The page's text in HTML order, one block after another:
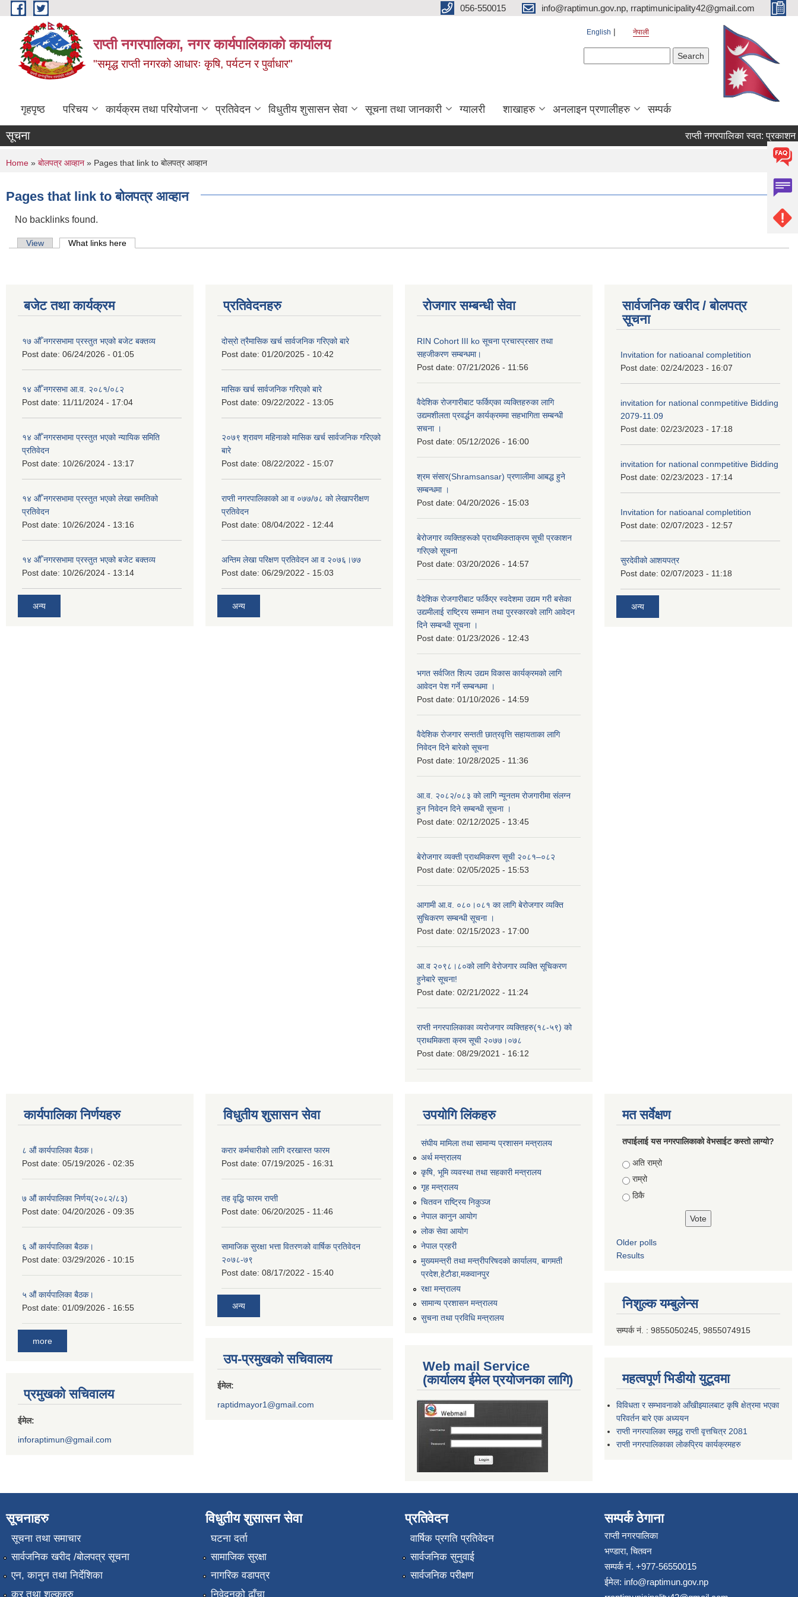
Skip to main content 056-550015 info@raptimun.gov.np, rraptimunicipality42@gmail.com
राप्ती नगरपालिका, नगर कार्यपालिकाको कार्यालय
"समृद्ध राप्ती नगरको आधारः कृषि, पर्यटन र पुर्वाधार"
English नेपाली
गृहपृष्ठ परिचय कार्यक्रम तथा परियोजना प्रतिवेदन विधुतीय शुसासन सेवा सूचना तथा जानकारी ग्यालरी शाखाहरु अनलाइन प्रणालीहरु सम्पर्क
सूचना राप्ती नगरपालिका स्वत: प्रकाशन।
You are here
Home » बोलपत्र आव्हान » Pages that link to बोलपत्र आव्हान
Pages that link to बोलपत्र आव्हान
No backlinks found.
Primary tabs
View What links here
बजेट तथा कार्यक्रम
१७ औँ नगरसभामा प्रस्तुत भएको बजेट बक्तव्य
Post date: 06/24/2026 - 01:05
१४ औँ नगरसभा आ.व. २०८१/०८२
Post date: 11/11/2024 - 17:04
१४ औँ नगरसभामा प्रस्तुत भएको न्यायिक समिति
प्रतिवेदन
Post date: 10/26/2024 - 13:17
१४ औँ नगरसभामा प्रस्तुत भएको लेखा समतिको
प्रतिवेदन
Post date: 10/26/2024 - 13:16
१४ औँ नगरसभामा प्रस्तुत भएको बजेट बक्तव्य
Post date: 10/26/2024 - 13:14
अन्य
प्रतिवेदनहरु
दोस्रो त्रैमासिक खर्च सार्वजनिक गरिएको बारे
Post date: 01/20/2025 - 10:42
मासिक खर्च सार्वजनिक गरिएको बारे
Post date: 09/22/2022 - 13:05
२०७९ श्रावण महिनाको मासिक खर्च सार्वजनिक गरिएको
बारे
Post date: 08/22/2022 - 15:07
राप्ती नगरपालिकाको आ व ०७७/७८ को लेखापरीक्षण
प्रतिवेदन
Post date: 08/04/2022 - 12:44
अन्तिम लेखा परिक्षण प्रतिवेदन आ व २०७६।७७
Post date: 06/29/2022 - 15:03
अन्य
रोजगार सम्बन्धी सेवा
RIN Cohort III ko सूचना प्रचारप्रसार तथा
सहजीकरण सम्बन्धमा।
Post date: 07/21/2026 - 11:56
वैदेशिक रोजगारीबाट फर्किएका व्यक्तिहरुका लागि
उद्यमशीलता प्रवर्द्धन कार्यक्रममा सहभागिता सम्बन्धी
सचना ।
Post date: 05/12/2026 - 16:00
श्रम संसार(Shramsansar) प्रणालीमा आबद्ध हुने
सम्बन्धमा ।
Post date: 04/20/2026 - 15:03
बेरोजगार व्यक्तिहरूको प्राथमिकताक्रम सूची प्रकाशन
गरिएको सूचना
Post date: 03/20/2026 - 14:57
वैदेशिक रोजगारीबाट फर्किएर स्वदेशमा उद्यम गरी बसेका
उद्यमीलाई राष्ट्रिय सम्मान तथा पुरस्कारको लागि आवेदन
दिने सम्बन्धी सूचना ।
Post date: 01/23/2026 - 12:43
भगत सर्वजित शिल्प उद्यम विकास कार्यक्रमको लागि
आवेदन पेश गर्ने सम्बन्धमा ।
Post date: 01/10/2026 - 14:59
वैदेशिक रोजगार सन्तती छात्रवृत्ति सहायताका लागि
निवेदन दिने बारेको सूचना
Post date: 10/28/2025 - 11:36
आ.व. २०८२/०८३ को लागि न्यूनतम रोजगारीमा संलग्न
हुन निवेदन दिने सम्बन्धी सूचना ।
Post date: 02/12/2025 - 13:45
बेरोजगार व्यक्ती प्राथमिकरण सूची २०८१–०८२
Post date: 02/05/2025 - 15:53
आगामी आ.व. ०८०।०८१ का लागि बेरोजगार व्यक्ति
सुचिकरण सम्बन्धी सूचना ।
Post date: 02/15/2023 - 17:00
आ.व २०९८।८०को लागि वेरोजगार व्यक्ति सूचिकरण
हुनेबारे सूचना!
Post date: 02/21/2022 - 11:24
राप्ती नगरपालिकाका व्यरोजगार व्यक्तिहरु(१८-५९) को
प्राथमिकता क्रम सूची २०७७।०७८
Post date: 08/29/2021 - 16:12
सार्वजनिक खरीद / बोलपत्र
सूचना
Invitation for natioanal completition
Post date: 02/24/2023 - 16:07
invitation for national conmpetitive Bidding
2079-11.09
Post date: 02/23/2023 - 17:18
invitation for national conmpetitive Bidding
Post date: 02/23/2023 - 17:14
Invitation for natioanal completition
Post date: 02/07/2023 - 12:57
सुरदेवीको आशयपत्र
Post date: 02/07/2023 - 11:18
अन्य
कार्यपालिका निर्णयहरु
८ औं कार्यपालिका बैठक।
Post date: 05/19/2026 - 02:35
७ औं कार्यपालिका निर्णय(२०८२/८३)
Post date: 04/20/2026 - 09:35
६ औं कार्यपालिका बैठक।
Post date: 03/29/2026 - 10:15
५ औं कार्यपालिका बैठक।
Post date: 01/09/2026 - 16:55
more
प्रमुखको सचिवालय
ईमेल:
inforaptimun@gmail.com
विधुतीय शुसासन सेवा
करार कर्मचारीको लागि दरखास्त फारम
Post date: 07/19/2025 - 16:31
तह वृद्धि फारम राप्ती
Post date: 06/20/2025 - 11:46
सामाजिक सुरक्षा भत्ता वितरणको वार्षिक प्रतिवेदन
२०७८-७९
Post date: 08/17/2022 - 15:40
अन्य
उप-प्रमुखको सचिवालय
ईमेल:
raptidmayor1@gmail.com
उपयोगि लिंकहरु
संघीय मामिला तथा सामान्य प्रशासन मन्त्रालय
अर्थ मन्त्रालय
कृषि, भूमि व्यवस्था तथा सहकारी मन्त्रालय
गृह मन्त्रालय
चितवन राष्ट्रिय निकुञ्ज
नेपाल कानुन आयोग
लोक सेवा आयोग
नेपाल प्रहरी
मुख्यमन्त्री तथा मन्त्रीपरिषदको कार्यालय, बागमती
प्रदेश,हेटाैडा,मकवानपुर
रक्षा मन्त्रालय
सामान्य प्रशासन मन्त्रालय
सुचना तथा प्रविधि मन्त्रालय
Web mail Service
(कार्यालय ईमेल प्रयोजनका लागि)
मत सर्वेक्षण
तपाईलाई यस नगरपालिकाको वेभसाईट कस्तो लाग्यो?
Choices
अति राम्रो
राम्रो
ठिकै
Older polls
Results
निशुल्क यम्बुलेन्स
सम्पर्क नं. : 9855050245, 9855074915
महत्वपूर्ण भिडीयो युटूवमा
विविधता र सम्भावनाको आँखीझ्यालबाट कृषि क्षेत्रमा भएका
परिवर्तन बारे एक अध्ययन
राप्ती नगरपालिका समृद्ध राप्ती वृत्तचित्र 2081
राप्ती नगरपालिकाका लोकप्रिय कार्यक्रमहरु
सूचनाहरु
सूचना तथा समाचार
सार्वजनिक खरीद /बोलपत्र सूचना
एन, कानुन तथा निर्देशिका
कर तथा शुल्कहरु
विधुतीय शुसासन सेवा
घटना दर्ता
सामाजिक सुरक्षा
नागरिक वडापत्र
निवेदनको ढाँचा
प्रतिवेदन
वार्षिक प्रगति प्रतिवेदन
सार्वजनिक सुनुवाई
सार्वजनिक परीक्षण
सम्पर्क ठेगाना
राप्ती नगरपालिका
भण्डारा, चितवन
सम्पर्क नं. +977-56550015
ईमेल: info@raptimun.gov.np